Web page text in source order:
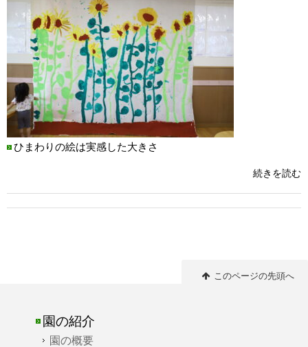
ひまわりの絵は実感した大きさ
続きを読む
このページの先頭へ
園の紹介
園の概要